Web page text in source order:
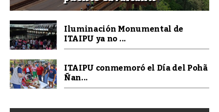
Iluminación Monumental de
ITAIPU ya no ...
ITAIPU conmemoró el Día del Pohã
Ñan...